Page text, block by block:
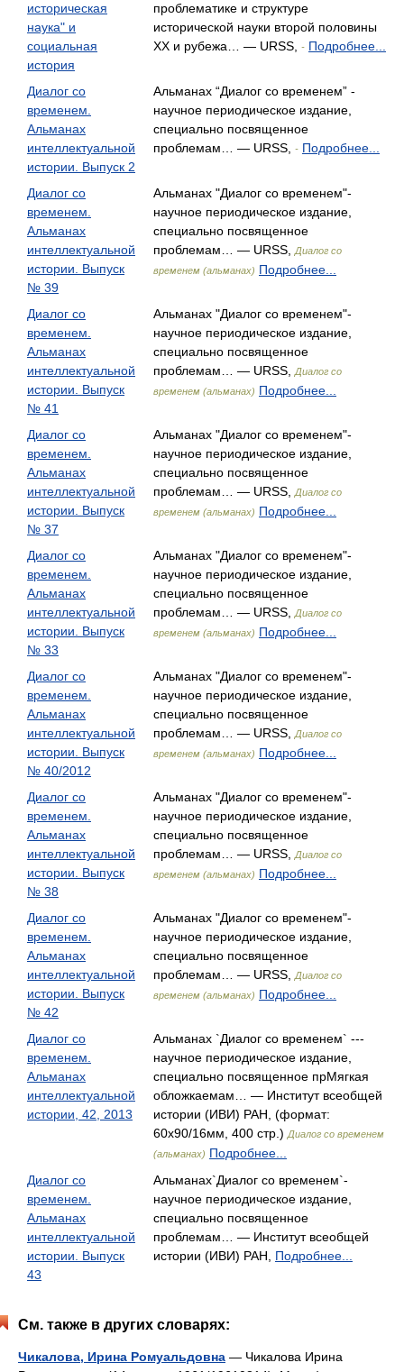
историческая
наука" и
социальная
история
проблематике и структуре
исторической науки второй половины
XX и рубежа… — URSS,
- Подробнее...
Диалог со
временем.
Альманах
интеллектуальной
истории. Выпуск 2
Альманах “Диалог со временем” -
научное периодическое издание,
специально посвященное
проблемам… — URSS,
- Подробнее...
Диалог со
временем.
Альманах
интеллектуальной
истории. Выпуск
№ 39
Альманах "Диалог со временем"-
научное периодическое издание,
специально посвященное
проблемам… — URSS,
Диалог со
временем (альманах) Подробнее...
Диалог со
временем.
Альманах
интеллектуальной
истории. Выпуск
№ 41
Альманах "Диалог со временем"-
научное периодическое издание,
специально посвященное
проблемам… — URSS,
Диалог со
временем (альманах) Подробнее...
Диалог со
временем.
Альманах
интеллектуальной
истории. Выпуск
№ 37
Альманах "Диалог со временем"-
научное периодическое издание,
специально посвященное
проблемам… — URSS,
Диалог со
временем (альманах) Подробнее...
Диалог со
временем.
Альманах
интеллектуальной
истории. Выпуск
№ 33
Альманах "Диалог со временем"-
научное периодическое издание,
специально посвященное
проблемам… — URSS,
Диалог со
временем (альманах) Подробнее...
Диалог со
временем.
Альманах
интеллектуальной
истории. Выпуск
№ 40/2012
Альманах "Диалог со временем"-
научное периодическое издание,
специально посвященное
проблемам… — URSS,
Диалог со
временем (альманах) Подробнее...
Диалог со
временем.
Альманах
интеллектуальной
истории. Выпуск
№ 38
Альманах "Диалог со временем"-
научное периодическое издание,
специально посвященное
проблемам… — URSS,
Диалог со
временем (альманах) Подробнее...
Диалог со
временем.
Альманах
интеллектуальной
истории. Выпуск
№ 42
Альманах "Диалог со временем"-
научное периодическое издание,
специально посвященное
проблемам… — URSS,
Диалог со
временем (альманах) Подробнее...
Диалог со
временем.
Альманах
интеллектуальной
истории, 42, 2013
Альманах `Диалог со временем` ---
научное периодическое издание,
специально посвященное прМягкая
обложкаемам… — Институт всеобщей
истории (ИВИ) РАН, (формат:
60x90/16мм, 400 стр.) Диалог со временем
(альманах) Подробнее...
Диалог со
временем.
Альманах
интеллектуальной
истории. Выпуск
43
Альманах`Диалог со временем`-
научное периодическое издание,
специально посвященное
проблемам… — Институт всеобщей
истории (ИВИ) РАН, Подробнее...
См. также в других словарях:
Чикалова, Ирина Ромуальдовна — Чикалова Ирина